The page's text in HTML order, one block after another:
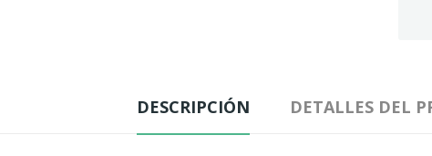
DESCRIPCIÓN DETALLES DEL